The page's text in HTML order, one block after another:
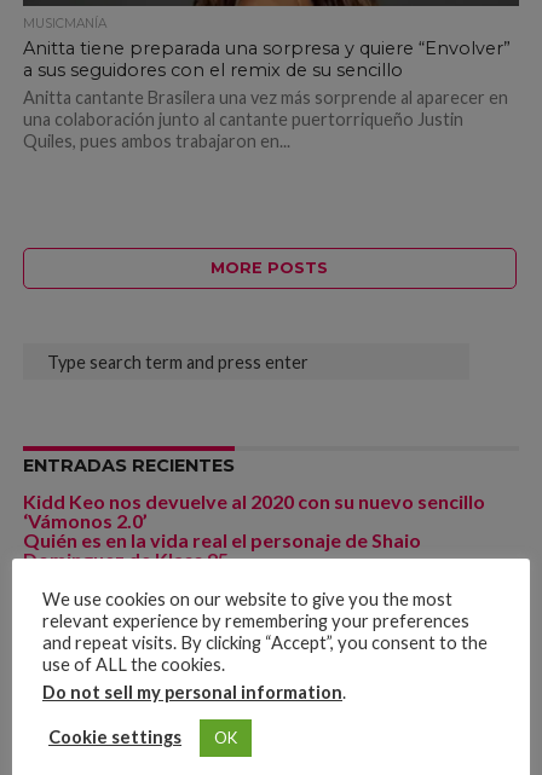
MUSICMANÍA
Anitta tiene preparada una sorpresa y quiere “Envolver”
a sus seguidores con el remix de su sencillo
Anitta cantante Brasilera una vez más sorprende al aparecer en
una colaboración junto al cantante puertorriqueño Justin
Quiles, pues ambos trabajaron en...
MORE POSTS
ENTRADAS RECIENTES
Kidd Keo nos devuelve al 2020 con su nuevo sencillo
‘Vámonos 2.0’
Quién es en la vida real el personaje de Shaio
Dominguez de Klass 95
Muerte» un regalo para el día de la madre
¿Qué es mejor la lotería online o la lotería tradicional?
La reactivación de los conciertos en
Colombia, post pandemia
COMENTARIOS RECIENTES
We use cookies on our website to give you the most
relevant experience by remembering your preferences
and repeat visits. By clicking “Accept”, you consent to the
use of ALL the cookies.
Do not sell my personal information.
Cookie settings OK